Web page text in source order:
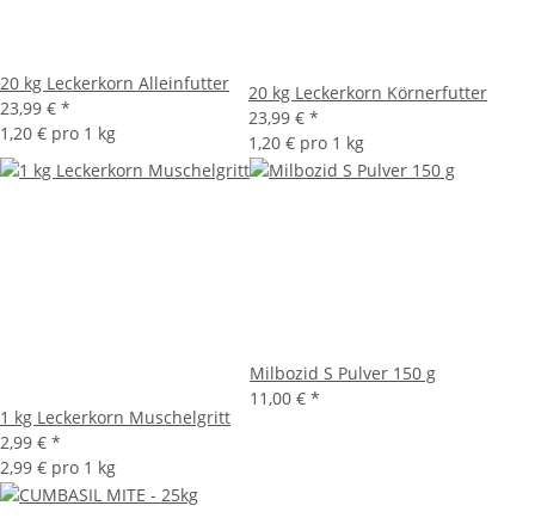
20 kg Leckerkorn Alleinfutter
23,99 € *
1,20 € pro 1 kg
20 kg Leckerkorn Körnerfutter
23,99 € *
1,20 € pro 1 kg
1 kg Leckerkorn Muschelgritt
2,99 € *
2,99 € pro 1 kg
Milbozid S Pulver 150 g
11,00 € *